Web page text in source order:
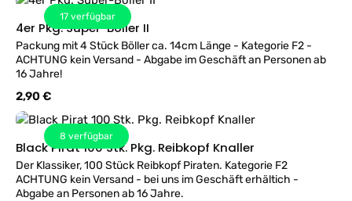
17 verfügbar
4er Pkg. Super-Böller II
Packung mit 4 Stück Böller ca. 14cm Länge - Kategorie F2 -
ACHTUNG kein Versand - Abgabe im Geschäft an Personen ab
16 Jahre!
Regulärer Preis:
2,90 €
8 verfügbar
Black Pirat 100 Stk. Pkg. Reibkopf Knaller
Der Klassiker, 100 Stück Reibkopf Piraten. Kategorie F2
ACHTUNG kein Versand - bei uns im Geschäft erhältich -
Abgabe an Personen ab 16 Jahre.